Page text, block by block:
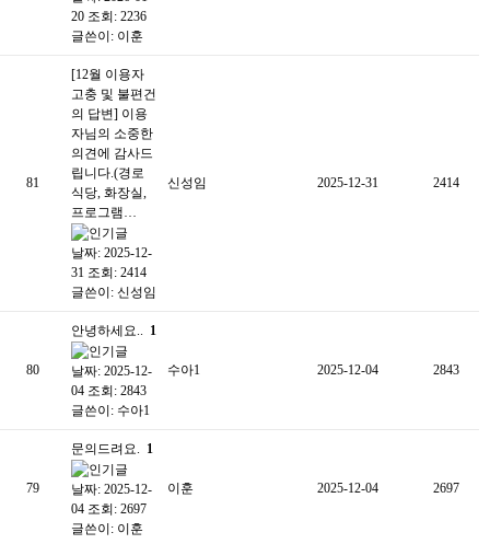
20 조회: 2236
글쓴이: 이훈
81
[12월 이용자
고충 및 불편건
의 답변] 이용
자님의 소중한
의견에 감사드
립니다.(경로
식당, 화장실,
프로그램…
날짜: 2025-12-
31 조회: 2414
글쓴이: 신성임
신성임 2025-12-31 2414
80
안녕하세요.. 1
날짜: 2025-12-
04 조회: 2843
글쓴이: 수아1
수아1 2025-12-04 2843
79
문의드려요. 1
날짜: 2025-12-
04 조회: 2697
글쓴이: 이훈
이훈 2025-12-04 2697